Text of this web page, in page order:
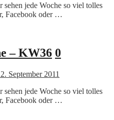
sehen jede Woche so viel tolles
Facebook oder …
– KW36 0
September 2011
sehen jede Woche so viel tolles
Facebook oder …